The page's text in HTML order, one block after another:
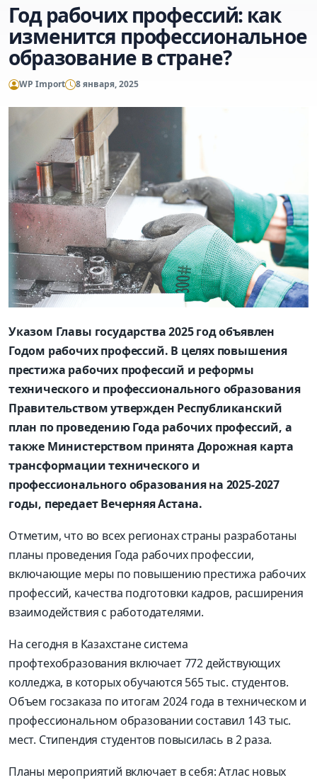
Год рабочих профессий: как
изменится профессиональное
образование в стране?
WP Import 8 января, 2025
Указом Главы государства 2025 год объявлен
Годом рабочих профессий. В целях повышения
престижа рабочих профессий и реформы
технического и профессионального образования
Правительством утвержден Республиканский
план по проведению Года рабочих профессий, а
также Министерством принята Дорожная карта
трансформации технического и
профессионального образования на 2025-2027
годы, передает Вечерняя Астана.
Отметим, что во всех регионах страны разработаны
планы проведения Года рабочих профессии,
включающие меры по повышению престижа рабочих
профессий, качества подготовки кадров, расширения
взаимодействия с работодателями.
На сегодня в Казахстане система
профтехобразования включает 772 действующих
колледжа, в которых обучаются 565 тыс. студентов.
Объем госзаказа по итогам 2024 года в техническом и
профессиональном образовании составил 143 тыс.
мест. Стипендия студентов повысилась в 2 раза.
Планы мероприятий включает в себя: Атлас новых